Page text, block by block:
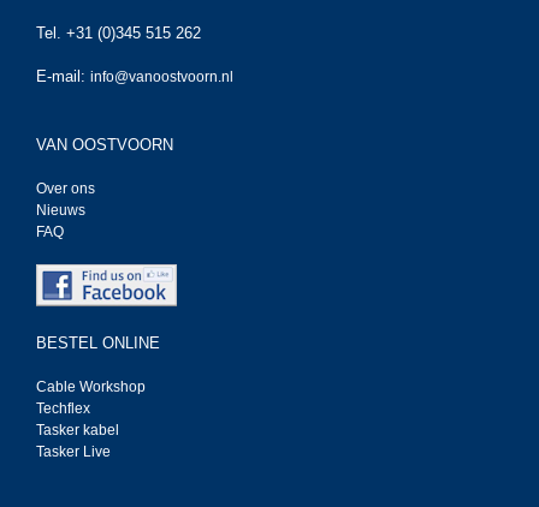
Tel. +31 (0)345 515 262
E-mail: info@vanoostvoorn.nl
VAN OOSTVOORN
Over ons
Nieuws
FAQ
BESTEL ONLINE
Cable Workshop
Techflex
Tasker kabel
Tasker Live